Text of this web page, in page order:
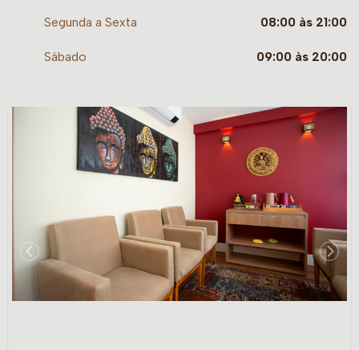
Segunda a Sexta 08:00 às 21:00
Sábado 09:00 às 20:00